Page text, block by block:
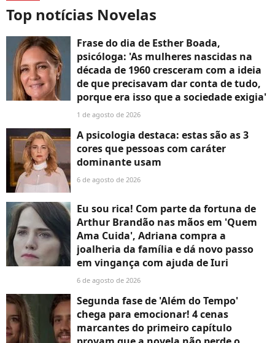
Top notícias Novelas
Frase do dia de Esther Boada,
psicóloga: 'As mulheres nascidas na
década de 1960 cresceram com a ideia
de que precisavam dar conta de tudo,
porque era isso que a sociedade exigia'
1 de agosto de 2026
A psicologia destaca: estas são as 3
cores que pessoas com caráter
dominante usam
6 de agosto de 2026
Eu sou rica! Com parte da fortuna de
Arthur Brandão nas mãos em 'Quem
Ama Cuida', Adriana compra a
joalheria da família e dá novo passo
em vingança com ajuda de Iuri
6 de agosto de 2026
Segunda fase de 'Além do Tempo'
chega para emocionar! 4 cenas
marcantes do primeiro capítulo